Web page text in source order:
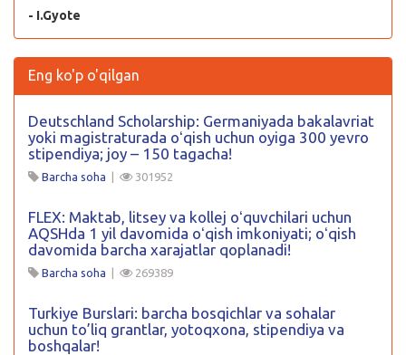
- I.Gyote
Eng ko'p o'qilgan
Deutschland Scholarship: Germaniyada bakalavriat
yoki magistraturada oʻqish uchun oyiga 300 yevro
stipendiya; joy – 150 tagacha!
Barcha soha | 301952
FLEX: Maktab, litsey va kollej oʻquvchilari uchun
AQSHda 1 yil davomida oʻqish imkoniyati; oʻqish
davomida barcha xarajatlar qoplanadi!
Barcha soha | 269389
Turkiye Burslari: barcha bosqichlar va sohalar
uchun to’liq grantlar, yotoqxona, stipendiya va
boshqalar!